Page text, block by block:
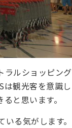
ラルショッピング
は観光客を意識し
と思います。
る気がします。